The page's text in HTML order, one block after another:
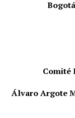
Comité
Álvaro Argote